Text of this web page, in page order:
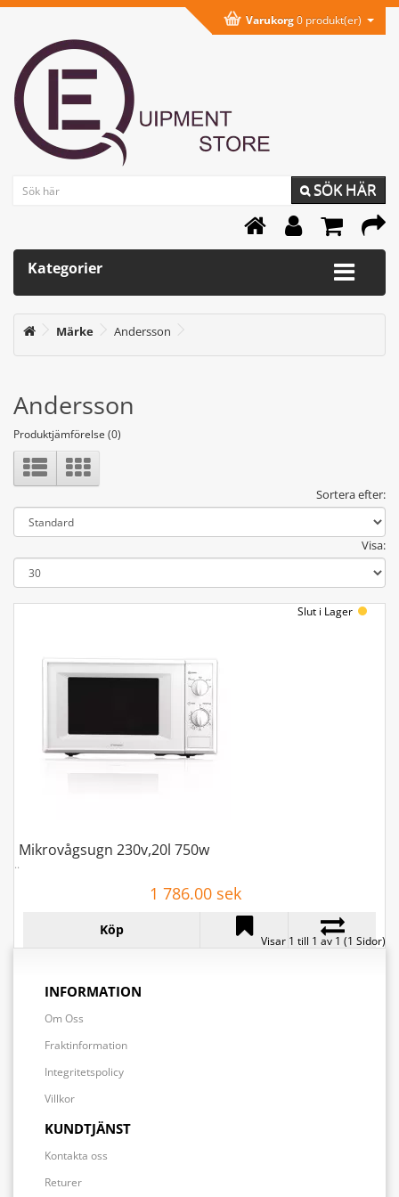
Varukorg0 produkt(er)
SÖK HÄR
Kategorier
Märke Andersson
Andersson
Produktjämförelse (0)
Sortera efter:
Visa:
Mikrovågsugn 230v,20l 750w
..
Slut i Lager
1 786.00 sek
Köp
Visar 1 till 1 av 1 (1 Sidor)
INFORMATION
Om Oss
Fraktinformation
Integritetspolicy
Villkor
KUNDTJÄNST
Kontakta oss
Returer